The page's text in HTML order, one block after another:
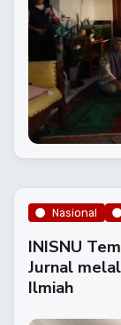
Nasional
INISNU
Jurnal
Ilmiah